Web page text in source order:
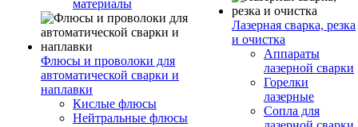
материалы
Флюсы и проволоки для
автоматической сварки и
наплавки
Кислые флюсы
Нейтральные флюсы
Лазерная сварка, резка
и очистка
Аппараты
лазерной сварки
Горелки
лазерные
Сопла для